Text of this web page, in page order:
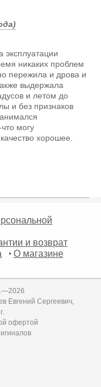
эксплуатации
никаких проблем
пережила и дрова и
выдержала
и летом до
и без признаков
могу
хорошее.
и возврат
О магазине
Евгений Сергеевич,
офертой